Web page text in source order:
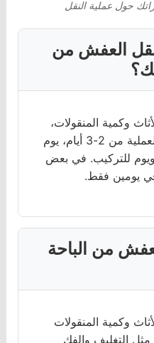
حول عملية النقل
العفش من
وكمية المنقولات،
لكن في المتوسط تستغرق العملية من 2-3 أيام، يوم
ويوم للتركيب. في بعض
في يومين فقط.
من الباحة
وكمية المنقولات
مثل التغليف والفك